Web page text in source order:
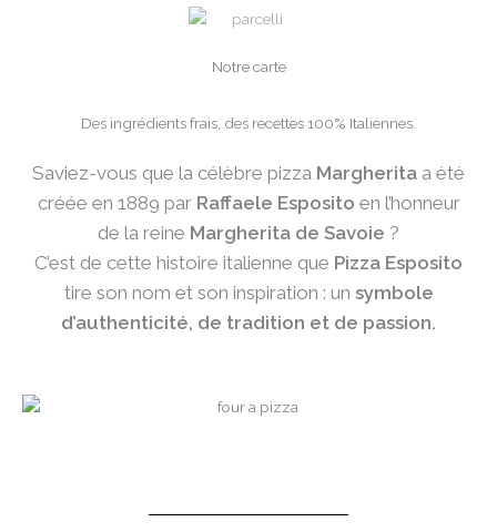
Notre carte
Des ingrédients frais, des recettes 100% Italiennes.
Saviez-vous que la célèbre pizza Margherita a été
créée en 1889 par Raffaele Esposito en l’honneur
de la reine Margherita de Savoie ?
C’est de cette histoire italienne que Pizza Esposito
tire son nom et son inspiration : un symbole
d’authenticité, de tradition et de passion.